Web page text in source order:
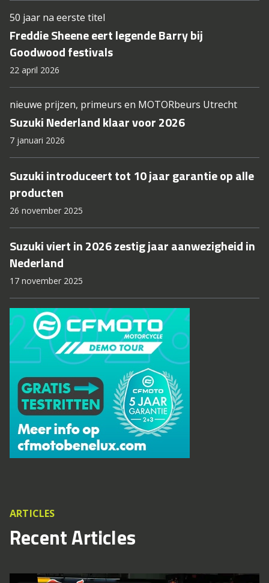
50 jaar na eerste titel
Freddie Sheene eert legende Barry bij
Goodwood festivals
22 april 2026
nieuwe prijzen, primeurs en MOTORbeurs Utrecht
Suzuki Nederland klaar voor 2026
7 januari 2026
Suzuki introduceert tot 10 jaar garantie op alle
producten
26 november 2025
Suzuki viert in 2026 zestig jaar aanwezigheid in
Nederland
17 november 2025
ARTICLES
Recent Articles